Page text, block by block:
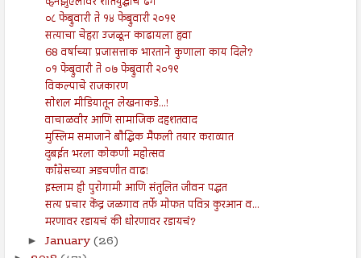
०८ फेब्रुवारी ते १४ फेब्रुवारी २०१९
सत्याचा चेहरा उजळून काढायला हवा
68 वर्षाच्या प्रजासत्ताक भारताने कुणाला काय दिले?
०१ फेब्रुवारी ते ०७ फेब्रुवारी २०१९
विकल्पाचे राजकारण
सोशल मीडियातून लेखनाकडे...!
वाचाळवीर आणि सामाजिक दहशतवाद
मुस्लिम समाजाने बौद्धिक मैफली तयार कराव्यात
दुबईत भरला कोकणी महोत्सव
काँग्रेसच्या अडचणीत वाढ!
इस्लाम ही पुरोगामी आणि संतुलित जीवन पद्धत
सत्य प्रचार केंद्र जळगाव तर्फे मोफत पवित्र कुरआन व...
मरणावर रडायचं की धोरणावर रडायचं?
► January(26)